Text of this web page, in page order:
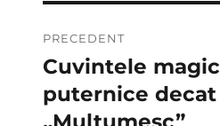
în
articole
PRECEDENT
Articolul
anterior:
Cuvintele
puternice decat